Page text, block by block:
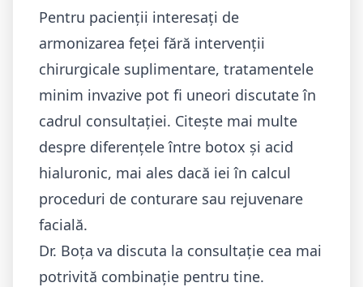
Pentru pacienții interesați de
armonizarea feței fără intervenții
chirurgicale suplimentare, tratamentele
minim invazive pot fi uneori discutate în
cadrul consultației. Citește mai multe
despre diferențele între botox și acid
hialuronic, mai ales dacă iei în calcul
proceduri de conturare sau rejuvenare
facială.
Dr. Boța va discuta la consultație cea mai
potrivită combinație pentru tine.